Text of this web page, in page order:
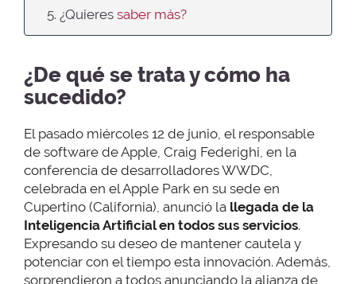
5. ¿Quieres saber más?
¿De qué se trata y cómo ha
sucedido?
El pasado miércoles 12 de junio, el responsable
de software de Apple, Craig Federighi, en la
conferencia de desarrolladores WWDC,
celebrada en el Apple Park en su sede en
Cupertino (California), anunció la llegada de la
Inteligencia Artificial en todos sus servicios.
Expresando su deseo de mantener cautela y
potenciar con el tiempo esta innovación. Además,
sorprendieron a todos anunciando la alianza de